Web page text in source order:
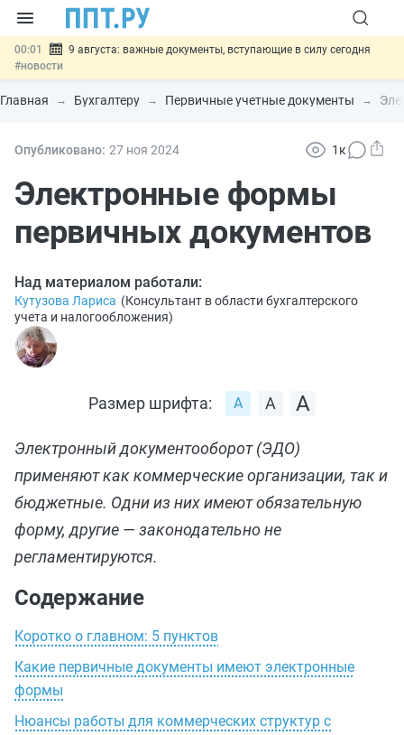
00:01
9 августа: важные документы, вступающие в силу сегодня
#новости
07.08 Подписан закон о блокировке продажи опасных товаров через
«Честный знак»#новости
07.08 Госпошлину за устранение ошибок в документах предлагают
07.08
Разработают единые критерии трудовых и ГПХ-
отношений #новости
Главная Бухгалтеру Первичные учетные документы
Опубликовано: 27 ноя 2024 1к
Электронные формы
первичных документов
Над материалом работали:
Кутузова Лариса (Консультант в области бухгалтерского
учета и налогообложения)
Размер шрифта:
Электронный документооборот (ЭДО)
применяют как коммерческие организации, так и
бюджетные. Одни из них имеют обязательную
форму, другие — законодательно не
регламентируются.
Содержание
Коротко о главном: 5 пунктов
Какие первичные документы имеют электронные
формы
Нюансы работы для коммерческих структур с